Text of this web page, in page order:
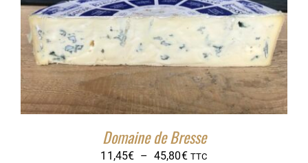
Domaine de Bresse
11,45€ – 45,80€Plage
TTC